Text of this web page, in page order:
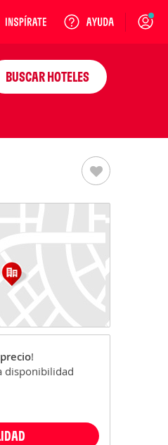
Login
BUSCAR HOTELES
!
disponibilidad